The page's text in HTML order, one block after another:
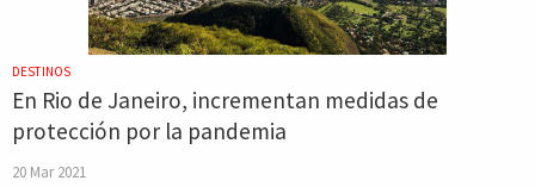
DESTINOS
En Rio de Janeiro, incrementan medidas de
protección por la pandemia
20 Mar 2021